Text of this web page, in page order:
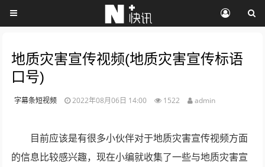
地质灾害宣传视频(地质灾害宣传标语
口号)
字幕条短视频 2022年08月06日 14:00 1522 admin
目前应该是有很多小伙伴对于地质灾害宣传视频方面
的信息比较感兴趣，现在小编就收集了一些与地质灾害宣